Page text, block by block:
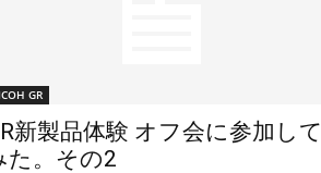
GR
新製品体験 オフ会に参加して
た。その2